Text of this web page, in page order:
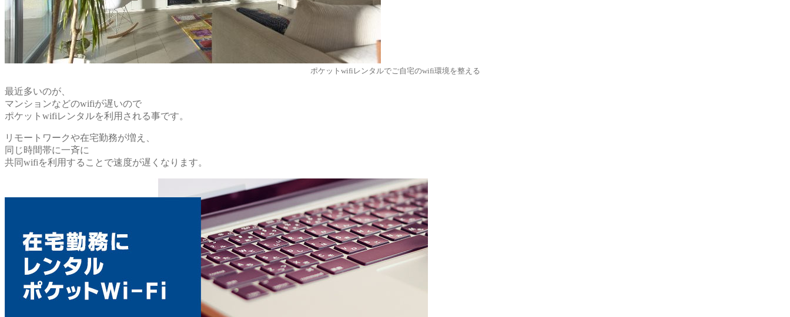
ポケットwifiレンタルでご自宅のwifi環境を整える
最近多いのが、
マンションなどのwifiが遅いので
ポケットwifiレンタルを利用される事です。
リモートワークや在宅勤務が増え、
同じ時間帯に一斉に
共同wifiを利用することで速度が遅くなります。